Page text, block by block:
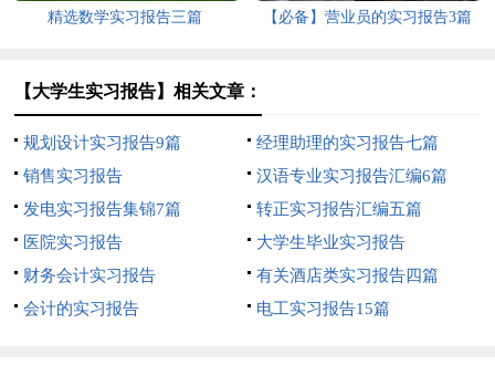
精选数学实习报告三篇 【必备】营业员的实习报告3篇
【大学生实习报告】相关文章：
规划设计实习报告9篇
经理助理的实习报告七篇
销售实习报告
汉语专业实习报告汇编6篇
发电实习报告集锦7篇
转正实习报告汇编五篇
医院实习报告
大学生毕业实习报告
财务会计实习报告
有关酒店类实习报告四篇
会计的实习报告
电工实习报告15篇